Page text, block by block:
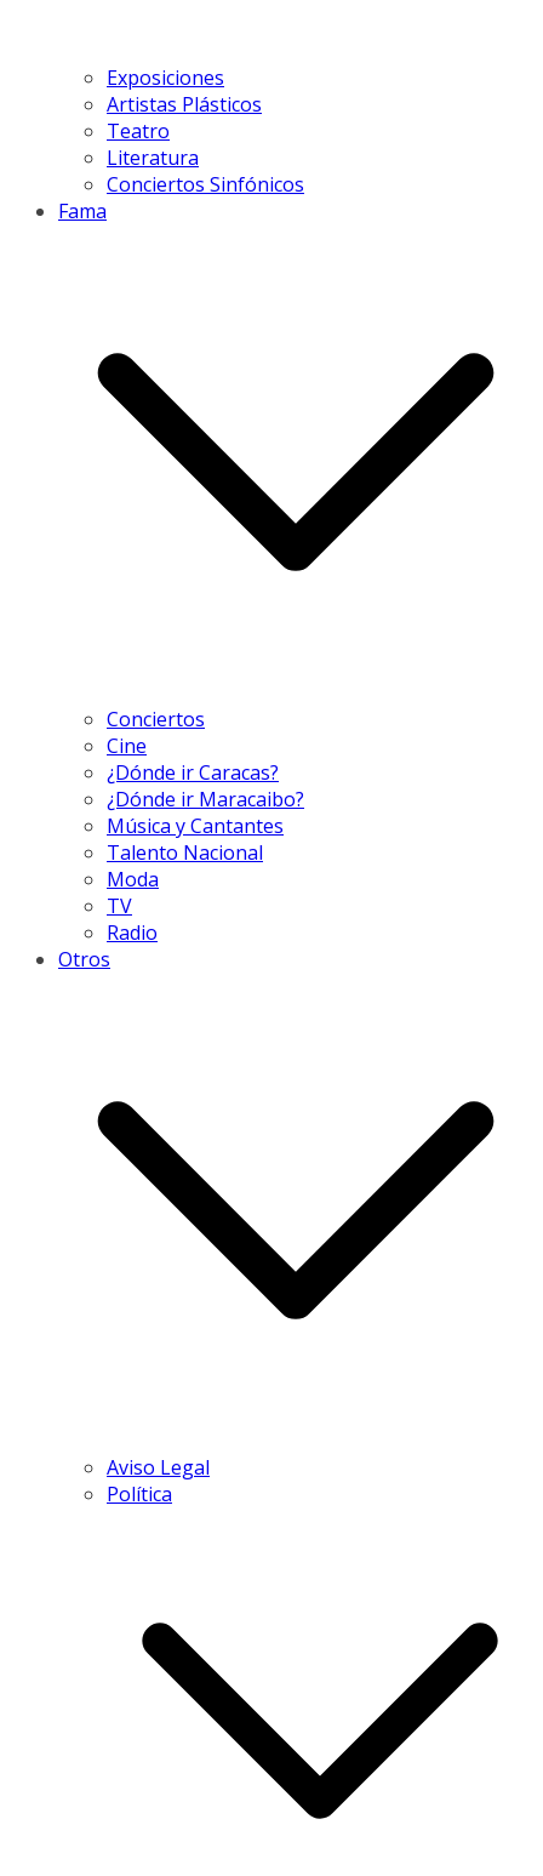
Exposiciones
Artistas Plásticos
Teatro
Literatura
Conciertos Sinfónicos
Fama
Conciertos
Cine
¿Dónde ir Caracas?
¿Dónde ir Maracaibo?
Música y Cantantes
Talento Nacional
Moda
TV
Radio
Otros
Aviso Legal
Política